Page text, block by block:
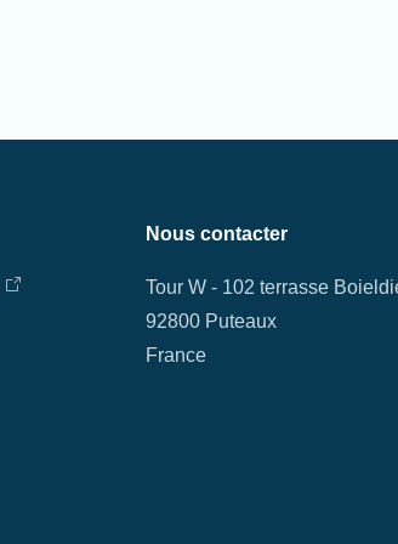
Nous contacter
Tour W - 102 terrasse
92800 Puteaux
France